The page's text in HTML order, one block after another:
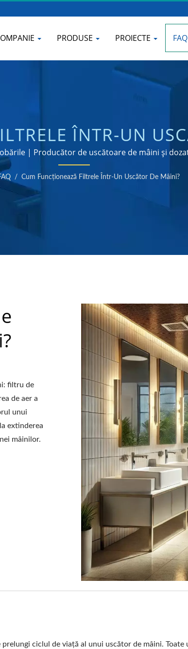
PRODUSE PROIECTE FAQ
ÎNTR-UN
DE
BĂI | HOKWANG
| Producător de uscătoare de mâini și
/ Cum Funcționează Filtrele Într-Un Uscător De Mâini?
filtru de
de aer a
unui
extinderea
mâinilor.
ciclul de viață al unui uscător de mâini. Toate